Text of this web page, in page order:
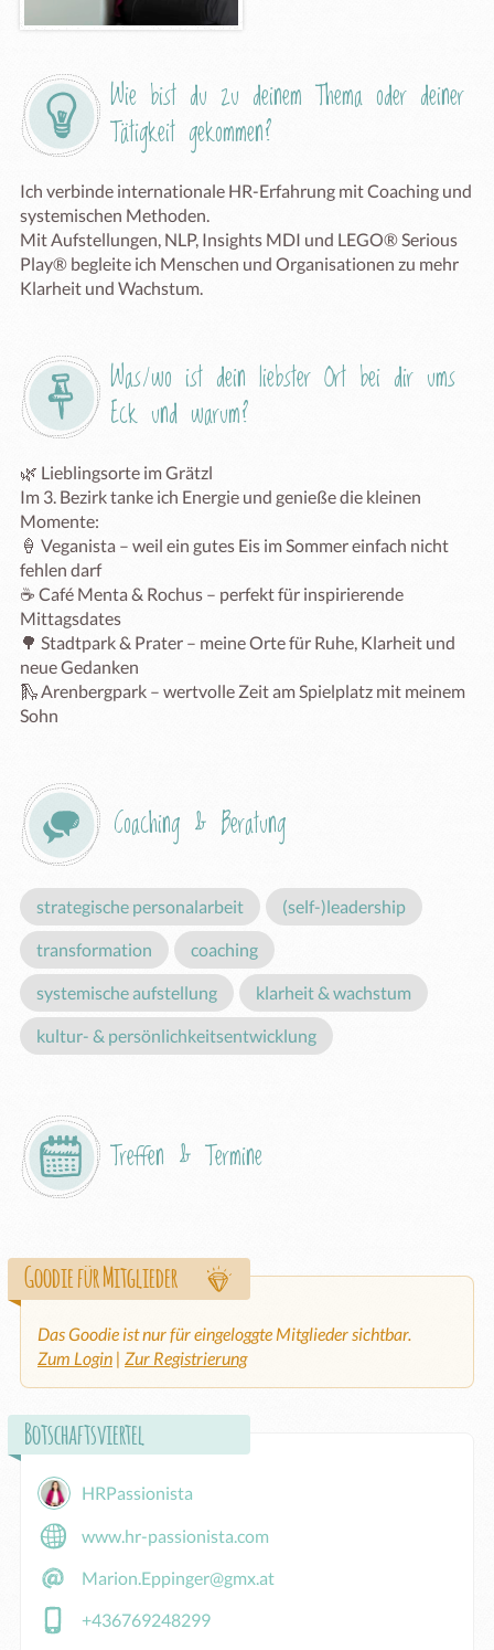
Wie bist du zu deinem Thema oder deiner
Tätigkeit gekommen?
Ich verbinde internationale HR-Erfahrung mit Coaching und
systemischen Methoden.
Mit Aufstellungen, NLP, Insights MDI und LEGO® Serious
Play® begleite ich Menschen und Organisationen zu mehr
Klarheit und Wachstum.
Was/wo ist dein liebster Ort bei dir ums
Eck und warum?
🌿 Lieblingsorte im Grätzl
Im 3. Bezirk tanke ich Energie und genieße die kleinen
Momente:
🍦 Veganista – weil ein gutes Eis im Sommer einfach nicht
fehlen darf
☕ Café Menta & Rochus – perfekt für inspirierende
Mittagsdates
🌳 Stadtpark & Prater – meine Orte für Ruhe, Klarheit und
neue Gedanken
🛝 Arenbergpark – wertvolle Zeit am Spielplatz mit meinem
Sohn
Coaching & Beratung
strategische personalarbeit (self-)leadership
transformation coaching
systemische aufstellung klarheit & wachstum
kultur- & persönlichkeitsentwicklung
Treffen & Termine
Goodie für Mitglieder
Das Goodie ist nur für eingeloggte Mitglieder sichtbar.
Zum Login | Zur Registrierung
Botschaftsviertel
HRPassionista
www.hr-passionista.com
Marion.Eppinger@gmx.at
+436769248299